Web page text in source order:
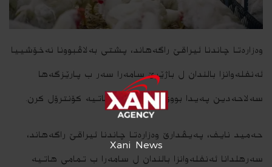
وه‌زاره‌تا چاندنا ئیراقێ راگه‌هاند، پشتى به‌لاڤبوونا نه‌خۆشییا
ئه‌نفله‌وانزا بالندا‌ن ل باژێرێ سامه‌را سه‌ر ب‌ پارێزگه‌ها
سه‌لاحه‌دین په‌یدا بووى، ب‌ ته‌مامى هاتیه‌ كۆنترۆل كرن.
حه‌مید نایف، په‌یڤدارێ وه‌زاره‌تا چاندنا ئیراقێ راگه‌هاند،
سه‌رهلدانا ئه‌نفله‌وانزا بالندان ل سامه‌را ب تمامى هاتیه‌
Xani News